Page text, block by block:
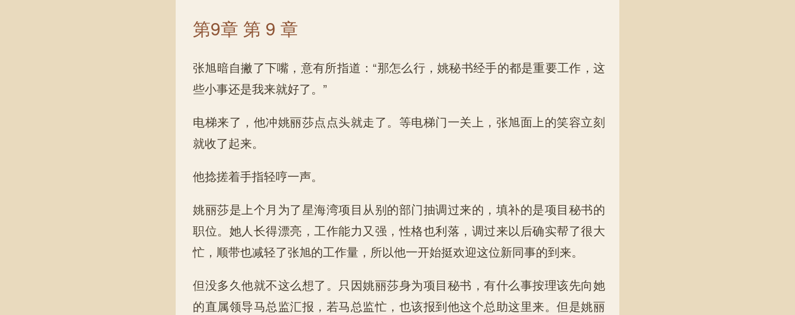
第9章 第 9 章
张旭暗自撇了下嘴，意有所指道：“那怎么行，姚秘书经手的都是重要工作，这
些小事还是我来就好了。”
电梯来了，他冲姚丽莎点点头就走了。等电梯门一关上，张旭面上的笑容立刻
就收了起来。
他捻搓着手指轻哼一声。
姚丽莎是上个月为了星海湾项目从别的部门抽调过来的，填补的是项目秘书的
职位。她人长得漂亮，工作能力又强，性格也利落，调过来以后确实帮了很大
忙，顺带也减轻了张旭的工作量，所以他一开始挺欢迎这位新同事的到来。
但没多久他就不这么想了。只因姚丽莎身为项目秘书，有什么事按理该先向她
的直属领导马总监汇报，若马总监忙，也该报到他这个总助这里来。但是姚丽